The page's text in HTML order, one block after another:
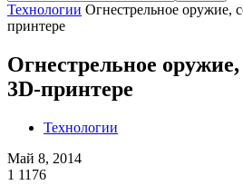
Технологии Огнестрельное оружие,
принтере
Огнестрельное оружие,
3D-принтере
Технологии
Май 8, 2014
1 1176